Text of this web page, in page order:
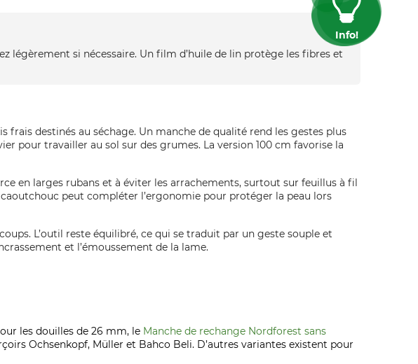
Info!
légèrement si nécessaire. Un film d’huile de lin protège les fibres et
frais destinés au séchage. Un manche de qualité rend les gestes plus
pour travailler au sol sur des grumes. La version 100 cm favorise la
en larges rubans et à éviter les arrachements, surtout sur feuillus à fil
peut compléter l’ergonomie pour protéger la peau lors
L’outil reste équilibré, ce qui se traduit par un geste souple et
et l’émoussement de la lame.
les douilles de 26 mm, le Manche de rechange Nordforest sans
Ochsenkopf, Müller et Bahco Beli. D’autres variantes existent pour